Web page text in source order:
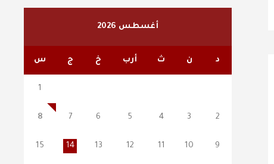
أغسطس 2026
د ن ث أرب خ ج س
1
2
3
4
5
6
7
8
9
10
11
12
13
14
15